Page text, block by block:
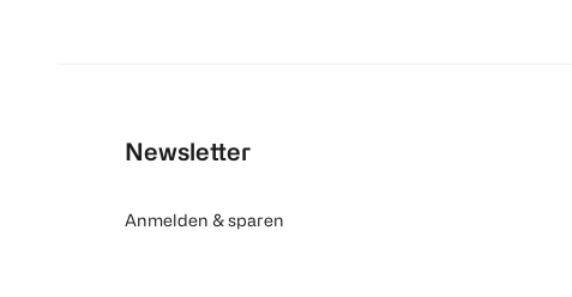
Newsletter
Anmelden & sparen